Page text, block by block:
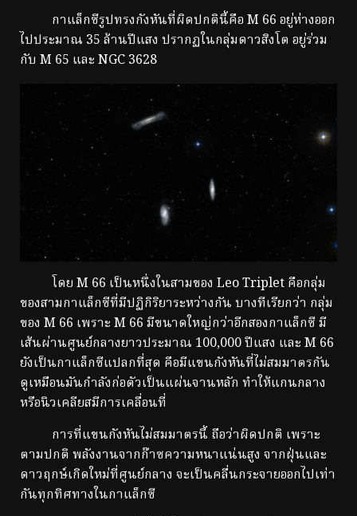
กาแล็กซีรูปทรงกังหันที่ผิดปกตินี้คือ M 66 อยู่ห่างออก
ไปประมาณ 35 ล้านปีแสง ปรากฏในกลุ่มดาวสิงโต อยู่ร่วม
กับ M 65 และ NGC 3628
โดย M 66 เป็นหนึ่งในสามของ Leo Triplet คือกลุ่ม
ของสามกาแล็กซีที่มีปฏิกิริยาระหว่างกัน บางทีเรียกว่า กลุ่ม
ของ M 66 เพราะ M 66 มีขนาดใหญ่กว่าอีกสองกาแล็กซี มี
เส้นผ่านศูนย์กลางยาวประมาณ 100,000 ปีแสง และ M 66
ยังเป็นกาแล็กซีแปลกที่สุด คือมีแขนกังหันที่ไม่สมมาตรกัน
ดูเหมือนมันกำลังก่อตัวเป็นแผ่นจานหลัก ทำให้แกนกลาง
หรือนิวเคลียสมีการเคลื่อนที่
การที่แขนกังหันไม่สมมาตรนี้ ถือว่าผิดปกติ เพราะ
ตามปกติ พลังงานจากก๊าซความหนาแน่นสูง จากฝุ่นและ
ดาวฤกษ์เกิดใหม่ที่ศูนย์กลาง จะเป็นคลื่นกระจายออกไปเท่า
กันทุกทิศทางในกาแล็กซี